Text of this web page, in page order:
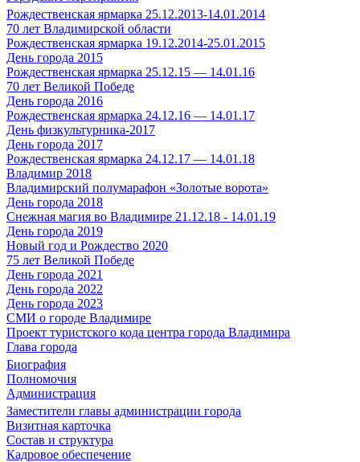
Рождественская ярмарка 25.12.2013-14.01.2014
70 лет Владимирской области
Рождественская ярмарка 19.12.2014-25.01.2015
День города 2015
Рождественская ярмарка 25.12.15 — 14.01.16
70 лет Великой Победе
День города 2016
Рождественская ярмарка 24.12.16 — 14.01.17
День физкультурника-2017
День города 2017
Рождественская ярмарка 24.12.17 — 14.01.18
Владимир 2018
Владимирский полумарафон «Золотые ворота»
День города 2018
Снежная магия во Владимире 21.12.18 - 14.01.19
День города 2019
Новый год и Рождество 2020
75 лет Великой Победе
День города 2021
День города 2022
День города 2023
СМИ о городе Владимире
Проект туристского кода центра города Владимира
Глава города
Биография
Полномочия
Администрация
Заместители главы администрации города
Визитная карточка
Состав и структура
Кадровое обеспечение